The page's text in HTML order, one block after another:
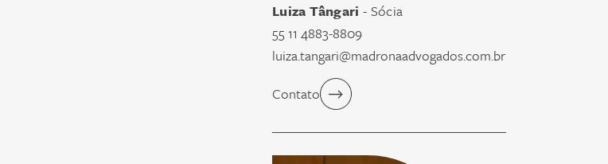
Luiza Tângari - Sócia
55 11 4883-8809
luiza.tangari@madronaadvogados.com.br
Contato